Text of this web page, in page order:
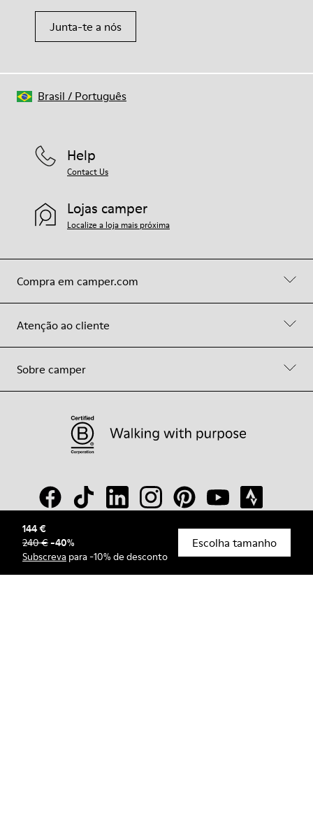
144 €
240 €-40%
Subscreva para -10% de desconto
Escolha tamanho
Junta-te a nós
Compra em camper.com
Atenção ao cliente
Sobre camper
Help
Contact Us
Lojas camper
Localize a loja mais próxima
© Camper, 2026
Brasil / Português